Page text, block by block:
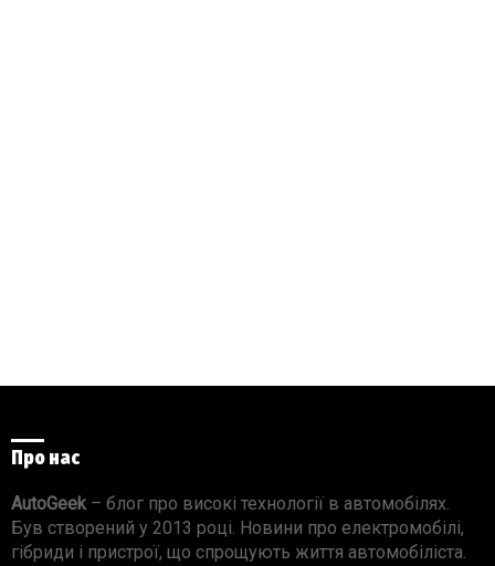
Про нас
AutoGeek– блог про високі технології в автомобілях.
Був створений у 2013 році. Новини про електромобілі,
гібриди і пристрої, що спрощують життя автомобіліста.